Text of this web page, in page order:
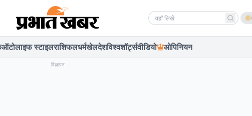
Search news
ऑटोलाइफ स्टाइलराशिफलधर्मखेलदेशविश्वशॉर्ट्सवीडियो ओपिनियन
विज्ञापन